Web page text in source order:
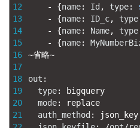
12
13
14
15
16
17
18
19
20
21
-
{name: Id , type:
-
{name: ID_c, type
-
{name: Name, type
-
{name:
~省略~
out :
type:
bigquery
mode:
replace
auth_method :
json_key